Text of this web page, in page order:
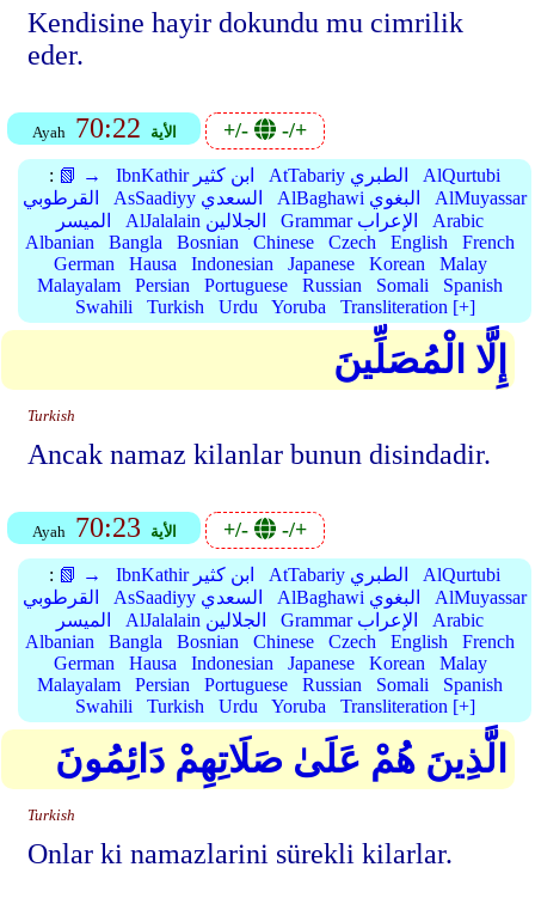
Kendisine hayir dokundu mu cimrilik
eder.
Ayah 70:22 الأية +/- -/+
: 📗 → IbnKathir ابن كثير AtTabariy الطبري
AlQurtubi
القرطوبي
AsSaadiyy السعدي AlBaghawi البغوي
AlMuyassar
الميسر
AlJalalain الجلالين Grammar الإعراب
Arabic
Albanian
Bangla Bosnian Chinese Czech English
French
German
Hausa Indonesian Japanese Korean
Malay
Malayalam
Persian Portuguese Russian Somali
Spanish
Swahili
Turkish Urdu Yoruba Transliteration [+]
إِلَّا الْمُصَلِّينَ
Turkish
Ancak namaz kilanlar bunun disindadir.
Ayah 70:23 الأية +/- -/+
: 📗 → IbnKathir ابن كثير AtTabariy الطبري
AlQurtubi
القرطوبي
AsSaadiyy السعدي AlBaghawi البغوي
AlMuyassar
الميسر
AlJalalain الجلالين Grammar الإعراب
Arabic
Albanian
Bangla Bosnian Chinese Czech English
French
German
Hausa Indonesian Japanese Korean
Malay
Malayalam
Persian Portuguese Russian Somali
Spanish
Swahili
Turkish Urdu Yoruba Transliteration [+]
الَّذِينَ هُمْ عَلَىٰ صَلَاتِهِمْ دَائِمُونَ
Turkish
Onlar ki namazlarini sürekli kilarlar.